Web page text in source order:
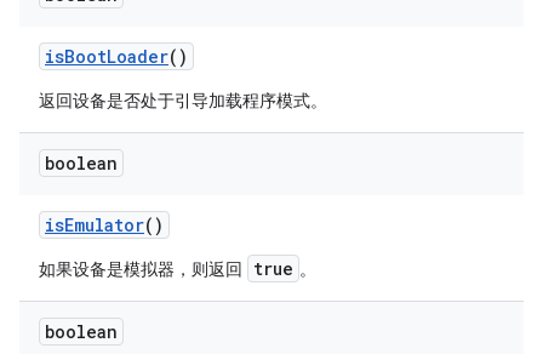
isBootLoader()
返回设备是否处于引导加载程序模式。
boolean
isEmulator()
如果设备是模拟器，则返回 true 。
boolean